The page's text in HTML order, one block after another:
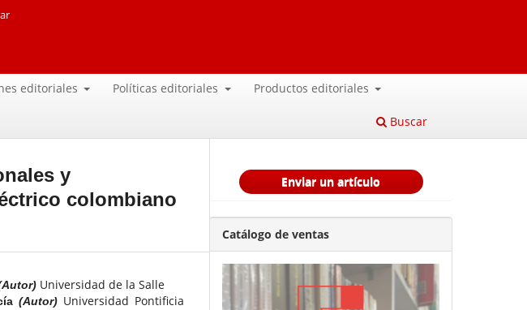
editoriales Políticas editoriales Productos editoriales
Buscar
y
colombiano
Universidad de la Salle
(Autor) Universidad Pontificia
Enviar un artículo
Catálogo de ventas